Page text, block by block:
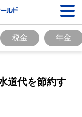
税金 年金
道代を節約す